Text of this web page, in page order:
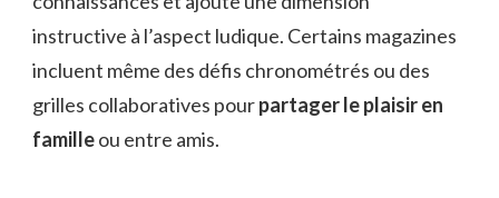
instructive à l’aspect ludique. Certains magazines
incluent même des défis chronométrés ou des
grilles collaboratives pourpartager le plaisir en
familleou entre amis.